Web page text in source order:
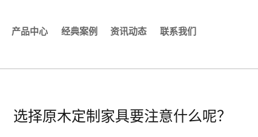
产品中心 经典案例 资讯动态 联系我们
选择原木定制家具要注意什么呢？